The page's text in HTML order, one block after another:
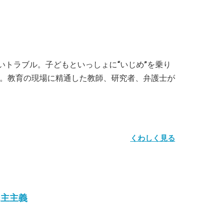
ラブル。子どもといっしょに“いじめ”を乗り
教育の現場に精通した教師、研究者、弁護士が
くわしく見る
主義